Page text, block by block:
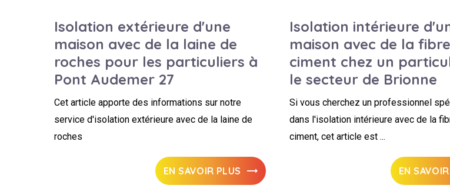
Isolation extérieure d'une
maison avec de la laine de
roches pour les particuliers à
Pont Audemer 27
Cet article apporte des informations sur notre
service d'isolation extérieure avec de la laine de
roches
EN SAVOIR PLUS
Isolation intérieure
maison avec de la
ciment chez un
le secteur de Brionne
Si vous cherchez un professionnel
dans l'isolation intérieure avec de la
ciment, cet article est ...
EN